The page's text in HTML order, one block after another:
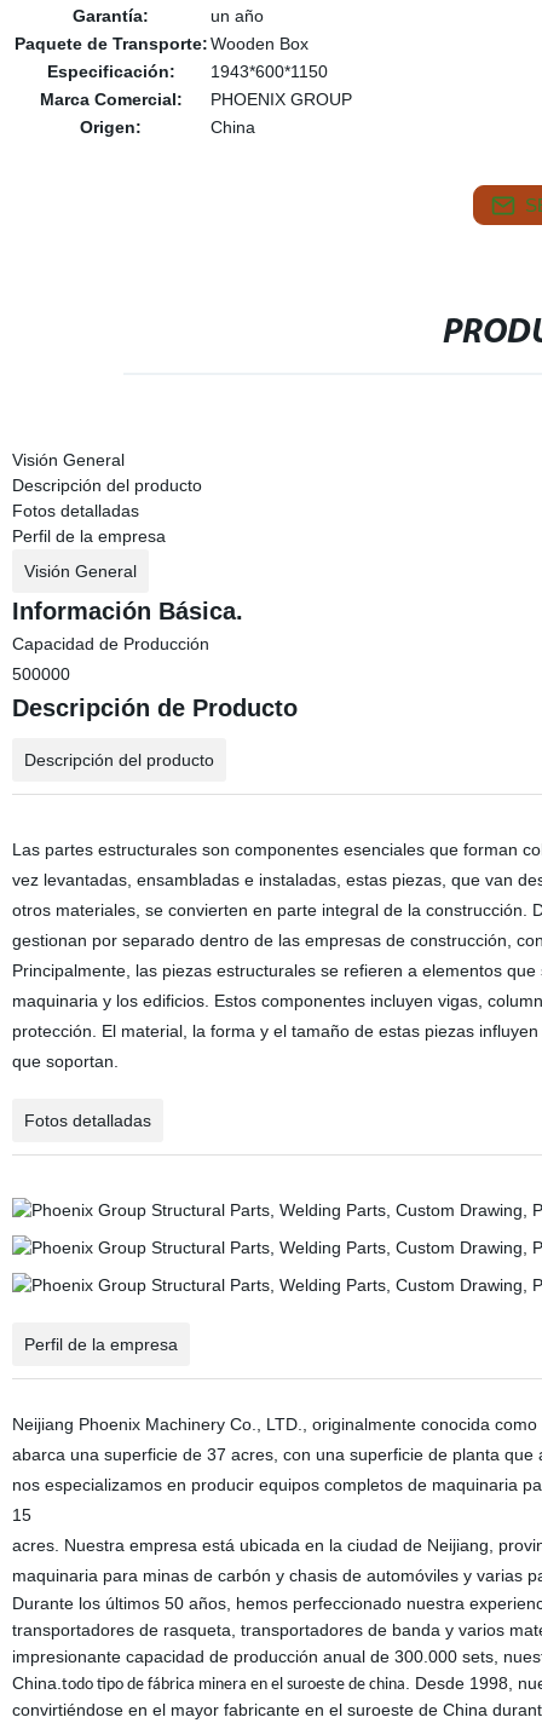
Garantía:
un año
Paquete de Transporte:Wooden Box
Especificación:
1943*600*1150
Marca Comercial:
PHOENIX GROUP
Origen:
China
Visión General
Descripción del producto
Fotos detalladas
Perfil de la empresa
Visión General
Información Básica.
Capacidad de Producción
500000
Descripción de Producto
Descripción del producto
Las partes estructurales son componentes esenciales que forman
vez levantadas, ensambladas e instaladas, estas piezas, que van
otros materiales, se convierten en parte integral de la construcción.
gestionan por separado dentro de las empresas de construcción,
Principalmente, las piezas estructurales se refieren a elementos
maquinaria y los edificios. Estos componentes incluyen vigas,
protección. El material, la forma y el tamaño de estas piezas
que soportan.
Fotos detalladas
Perfil de la empresa
Neijiang Phoenix Machinery Co., LTD., originalmente conocida
abarca una superficie de 37 acres, con una superficie de planta
nos especializamos en producir equipos completos de maquinaria
15
acres. Nuestra empresa está ubicada en la ciudad de Neijiang,
maquinaria para minas de carbón y chasis de automóviles y varias
Durante los últimos 50 años, hemos perfeccionado nuestra
transportadores de rasqueta, transportadores de banda y varios
impresionante capacidad de producción anual de 300.000 sets,
China. todo tipo de fábrica minera en el suroeste de china . Desde 1998,
convirtiéndose en el mayor fabricante en el suroeste de China